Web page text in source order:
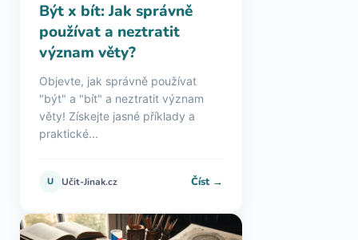
Být x bít: Jak správně
používat a neztratit
význam věty?
Objevte, jak správně používat
"být" a "bít" a neztratit význam
věty! Získejte jasné příklady a
praktické...
U Učit-Jinak.cz Číst →